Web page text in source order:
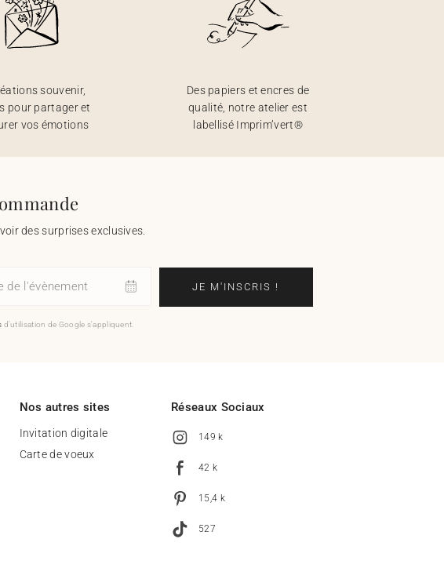
souvenir,
pour partager et
vos émotions
Des papiers et encres de
qualité, notre atelier est
labellisé Imprim’vert®
des surprises exclusives.
de l'évènement JE M'INSCRIS !
d'utilisation de Google s'appliquent.
Nos autres sites
Invitation digitale
Carte de voeux
Réseaux Sociaux
149 k
42 k
15,4 k
527